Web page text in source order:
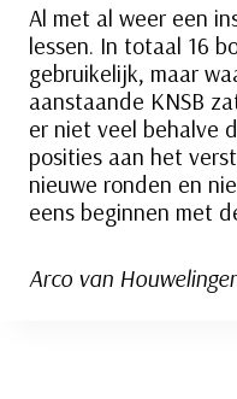
Al met al weer een
lessen. In totaal 16
gebruikelijk, maar
aanstaande KNSB
er niet veel behalve
posities aan het
nieuwe ronden en
eens beginnen met
Arco van